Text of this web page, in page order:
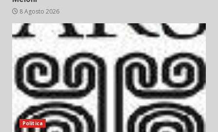
8 Agosto 2026
Politica